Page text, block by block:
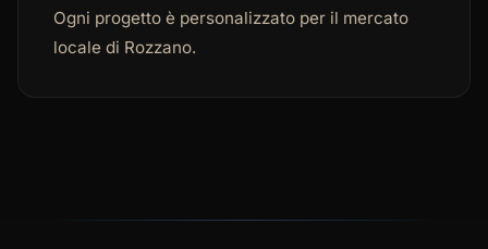
Ogni progetto è personalizzato per il mercato
locale di Rozzano.